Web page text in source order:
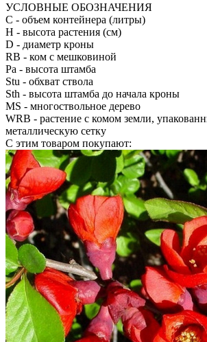
УСЛОВНЫЕ ОБОЗНАЧЕНИЯ
С - объем контейнера (литры)
H - высота растения (см)
D - диаметр кроны
RB - ком с мешковиной
Pa - высота штамба
Stu - обхват ствола
Sth - высота штамба до начала кроны
MS - многоствольное дерево
WRB - растение с комом земли,
металлическую сетку
С этим товаром покупают: